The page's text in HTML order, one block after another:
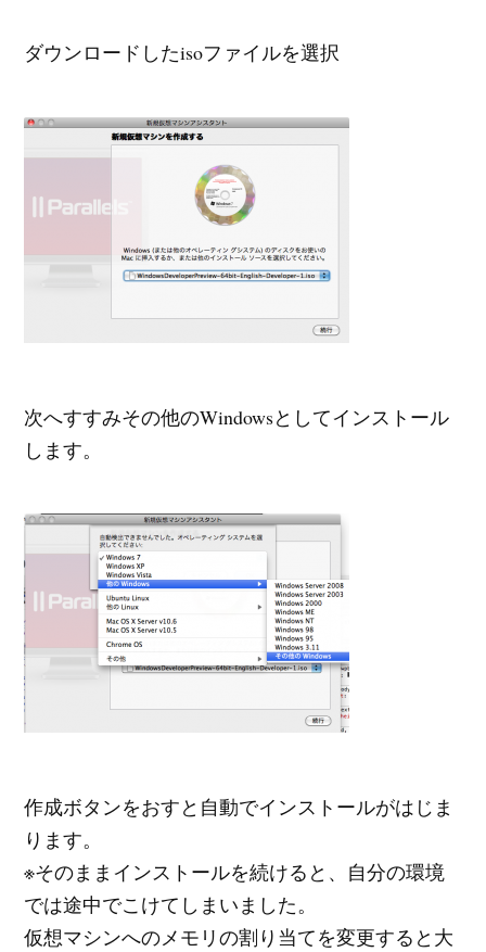
ダウンロードしたisoファイルを選択
次へすすみその他のWindowsとしてインストール
します。
作成ボタンをおすと自動でインストールがはじま
ります。
※そのままインストールを続けると、自分の環境
では途中でこけてしまいました。
仮想マシンへのメモリの割り当てを変更すると大